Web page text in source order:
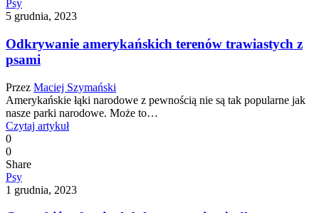
Psy
5 grudnia, 2023
Odkrywanie amerykańskich terenów trawiastych z
psami
Przez Maciej Szymański
Amerykańskie łąki narodowe z pewnością nie są tak popularne jak
nasze parki narodowe. Może to…
Czytaj artykuł
0
0
Share
Psy
1 grudnia, 2023